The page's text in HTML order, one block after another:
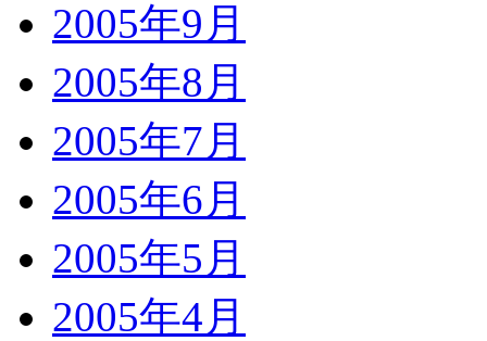
2005年9月
2005年8月
2005年7月
2005年6月
2005年5月
2005年4月